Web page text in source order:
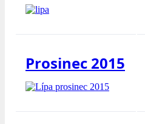
Prosinec 2015